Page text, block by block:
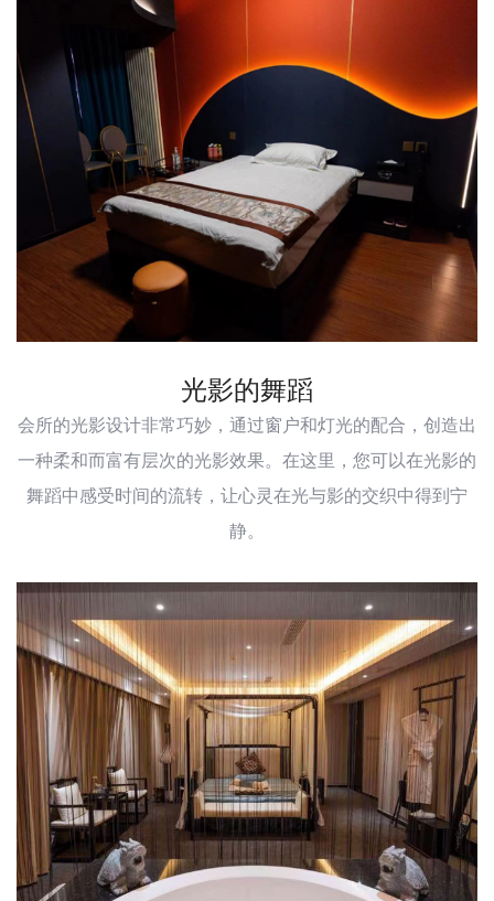
光影的舞蹈
会所的光影设计非常巧妙，通过窗户和灯光的配合，创造出
一种柔和而富有层次的光影效果。在这里，您可以在光影的
舞蹈中感受时间的流转，让心灵在光与影的交织中得到宁
静。